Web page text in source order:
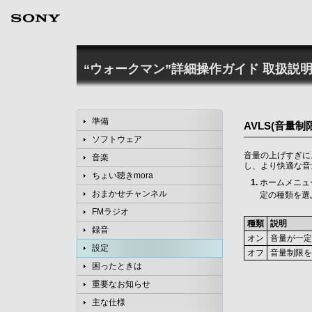
“ウォークマン”詳細操作ガイド 取扱説
準備
ソフトウェア
音楽
ちょい聴きmora
おまかせチャンネル
FMラジオ
録音
設定
困ったときは
重要なお知らせ
主な仕様
AVLS(音量制
音量の上げすぎ
し、より快適な
ホームメニュ
定の種類を選
種類
説明
オン
音量が一
オフ
音量制限